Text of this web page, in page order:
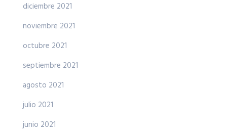
diciembre 2021
noviembre 2021
octubre 2021
septiembre 2021
agosto 2021
julio 2021
junio 2021